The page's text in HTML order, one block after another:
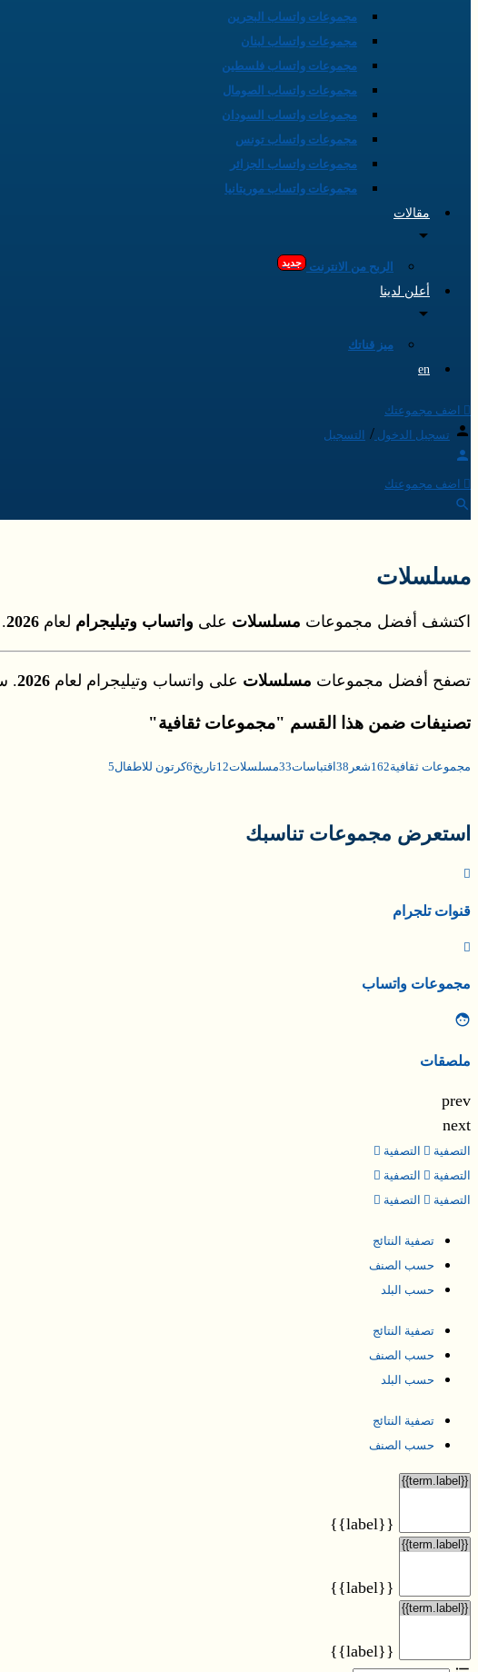
مجموعات واتساب البحرين
مجموعات واتساب لبنان
مجموعات واتساب فلسطين
مجموعات واتساب الصومال
مجموعات واتساب السودان
مجموعات واتساب تونس
مجموعات واتساب الجزائر
مجموعات واتساب موريتانيا
مقالات
الربح من الانترنت جديد
أعلن لدينا
ميز قناتك
en
اضف مجموعتك
تسجيل الدخول / التسجيل
اضف مجموعتك
مسلسلات
اكتشف أفضل مجموعات مسلسلات على واتساب وتيليجرام لعام 2026
تصفح أفضل مجموعات مسلسلات على واتساب وتيليجرام لعام 2026
.
تصنيفات ضمن هذا القسم "مجموعات ثقافية"
مجموعات ثقافية162شعر 38اقتباسات33مسلسلات12تاريخ6كرتون للاطفال5
استعرض مجموعات تناسبك
قنوات تلجرام
مجموعات واتساب
ملصقات
prev
next
التصفية
التصفية
التصفية
التصفية
التصفية
التصفية
تصفية النتائج
حسب الصنف
حسب البلد
تصفية النتائج
حسب الصنف
حسب البلد
تصفية النتائج
حسب الصنف
{{label}}
{{label}}
{{label}}